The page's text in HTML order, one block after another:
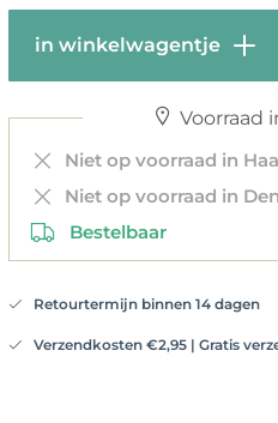
in winkelwagentje
Voorraad
Niet op voorraad in
Niet op voorraad in
Bestelbaar
Retourtermijn binnen 14 dagen
Verzendkosten €2,95 | Gratis